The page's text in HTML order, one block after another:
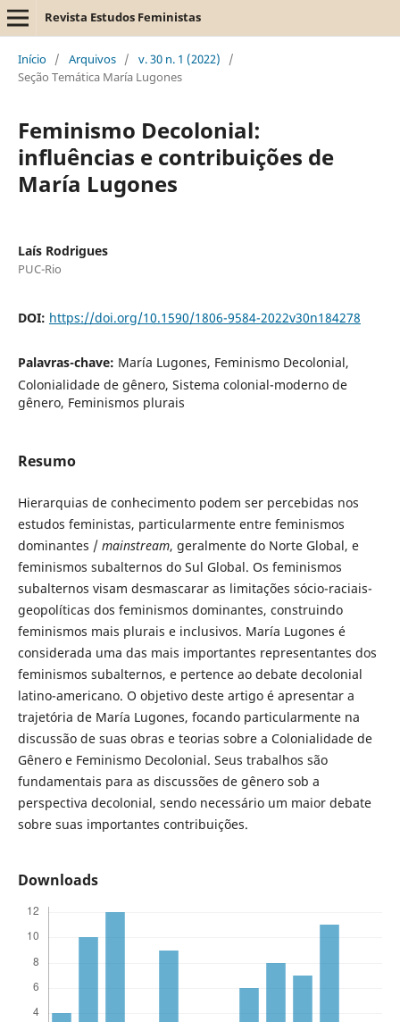
Revista Estudos Feministas
Início / Arquivos / v. 30 n. 1 (2022)
/
Seção Temática María Lugones
Feminismo Decolonial:
influências e contribuições de
María Lugones
Laís Rodrigues
PUC-Rio
DOI: https://doi.org/10.1590/1806-9584-2022v30n184278
Palavras-chave: María Lugones, Feminismo Decolonial,
Colonialidade de gênero, Sistema colonial-moderno de
gênero, Feminismos plurais
Resumo
Hierarquias de conhecimento podem ser percebidas nos
estudos feministas, particularmente entre feminismos
dominantes / mainstream, geralmente do Norte Global, e
feminismos subalternos do Sul Global. Os feminismos
subalternos visam desmascarar as limitações sócio-raciais-
geopolíticas dos feminismos dominantes, construindo
feminismos mais plurais e inclusivos. María Lugones é
considerada uma das mais importantes representantes dos
feminismos subalternos, e pertence ao debate decolonial
latino-americano. O objetivo deste artigo é apresentar a
trajetória de María Lugones, focando particularmente na
discussão de suas obras e teorias sobre a Colonialidade de
Gênero e Feminismo Decolonial. Seus trabalhos são
fundamentais para as discussões de gênero sob a
perspectiva decolonial, sendo necessário um maior debate
sobre suas importantes contribuições.
Downloads